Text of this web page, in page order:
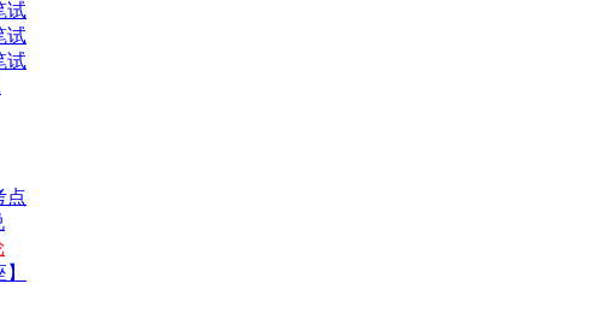
试
试
试
点